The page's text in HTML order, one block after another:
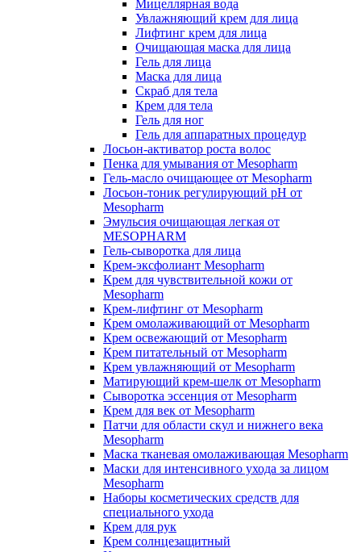
Мицеллярная вода
Увлажняющий крем для лица
Лифтинг крем для лица
Очищающая маска для лица
Гель для лица
Маска для лица
Скраб для тела
Крем для тела
Гель для ног
Гель для аппаратных процедур
Лосьон-активатор роста волос
Пенка для умывания от Mesopharm
Гель-масло очищающее от Mesopharm
Лосьон-тоник регулирующий рН от
Mesopharm
Эмульсия очищающая легкая от
MESOPHARM
Гель-сыворотка для лица
Крем-эксфолиант Mesopharm
Крем для чувствительной кожи от
Mesopharm
Крем-лифтинг от Mesopharm
Крем омолаживающий от Mesopharm
Крем освежающий от Mesopharm
Крем питательный от Mesopharm
Крем увлажняющий от Mesopharm
Матирующий крем-шелк от Mesopharm
Сыворотка эссенция от Mesopharm
Крем для век от Mesopharm
Патчи для области скул и нижнего века
Mesopharm
Маска тканевая омолаживающая Mesopharm
Маски для интенсивного ухода за лицом
Mesopharm
Наборы косметических средств для
специального ухода
Крем для рук
Крем солнцезащитный